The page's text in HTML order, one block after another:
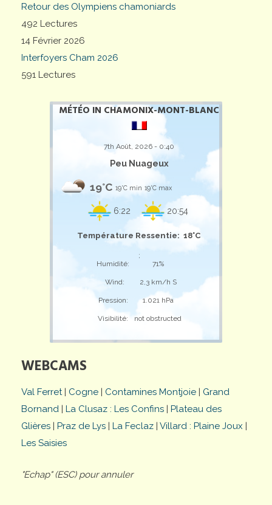
Retour des Olympiens chamoniards
492 Lectures
14 Février 2026
Interfoyers Cham 2026
591 Lectures
MÉTÉO IN CHAMONIX-MONT-BLANC
7th Août, 2026 - 0:40
Peu Nuageux
19°C 19°C min 19°C max
6:22 20:54
Température Ressentie: 18°C
;
Humidité:
71%
Wind: 2,3 km/h S
Pression: 1.021 hPa
Visibilité: not obstructed
WEBCAMS
Val Ferret| Cogne | Contamines Montjoie | Grand
Bornand | La Clusaz : Les Confins | Plateau des
Glières | Praz de Lys | La Feclaz | Villard : Plaine Joux |
Les Saisies
"Echap" (ESC) pour annuler